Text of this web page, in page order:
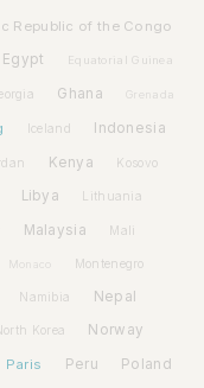
Republic of the Congo
Egypt Equatorial Guinea
Ghana Grenada
Iceland Indonesia
Kenya Kosovo
Libya Lithuania
Malaysia Mali
Monaco Montenegro
Namibia Nepal
Korea Norway
Paris Peru Poland